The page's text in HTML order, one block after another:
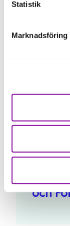
Statistik
Marknadsföring
Boka
och